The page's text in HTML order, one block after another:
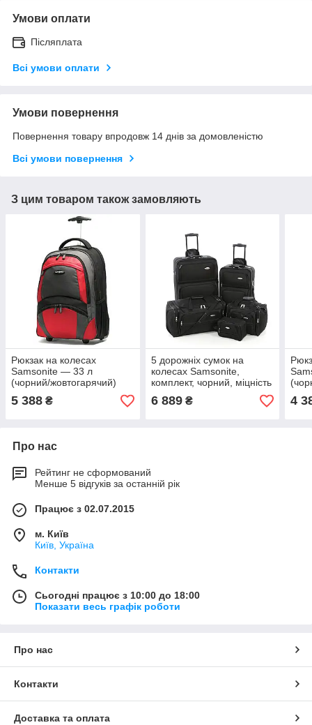
Умови оплати
Післяплата
Всі умови оплати
Умови повернення
Повернення товару впродовж 14 днів за домовленістю
Всі умови повернення
З цим товаром також замовляють
Рюкзак на колесах
Samsonite — 33 л
(чорний/жовтогарячий)
5 388 ₴
5 дорожніх сумок на
колесах Samsonite,
комплект, чорний, міцність
1200D!
6 889₴ 4
Про нас
Рейтинг не сформований
Менше 5 відгуків за останній рік
Працює з 02.07.2015
м. Київ
Київ, Україна
Контакти
Сьогодні працює з 10:00 до 18:00
Показати весь графік роботи
Про нас
Контакти
Доставка та оплата